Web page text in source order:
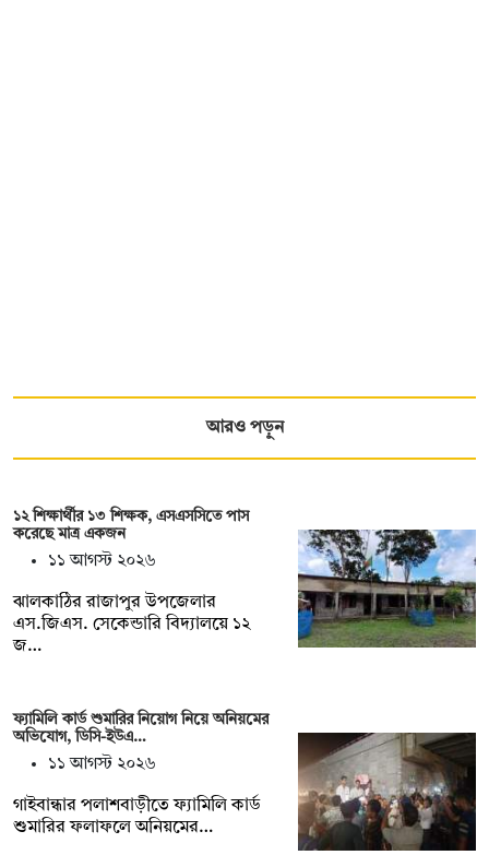
আরও পড়ুন
১২ শিক্ষার্থীর ১৩ শিক্ষক, এসএসসিতে পাস
করেছে মাত্র একজন
১১ আগস্ট ২০২৬
ঝালকাঠির রাজাপুর উপজেলার
এস.জিএস. সেকেন্ডারি বিদ্যালয়ে ১২
জ…
ফ্যামিলি কার্ড শুমারির নিয়োগ নিয়ে অনিয়মের
অভিযোগ, ডিসি-ইউএ…
১১ আগস্ট ২০২৬
গাইবান্ধার পলাশবাড়ীতে ফ্যামিলি কার্ড
শুমারির ফলাফলে অনিয়মের…